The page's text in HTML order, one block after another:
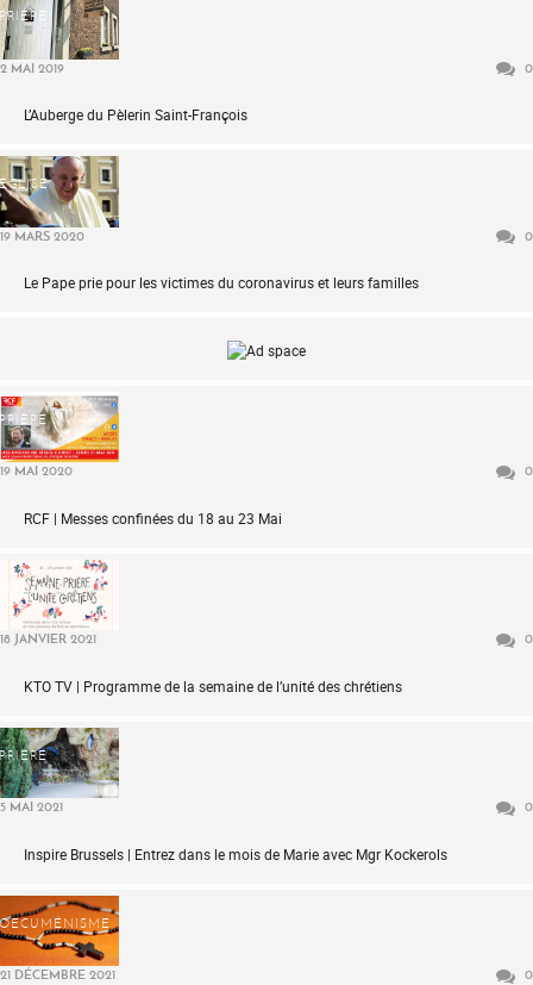
PRIÈRE
2 MAI 2019 0
L’Auberge du Pèlerin Saint-François
ÉGLISE
19 MARS 2020 0
Le Pape prie pour les victimes du coronavirus et leurs familles
PRIÈRE
19 MAI 2020 0
RCF | Messes confinées du 18 au 23 Mai
MÉDIAS
18 JANVIER 2021 0
KTO TV | Programme de la semaine de l’unité des chrétiens
PRIÈRE
5 MAI 2021 0
Inspire Brussels | Entrez dans le mois de Marie avec Mgr Kockerols
OECUMÉNISME
21 DÉCEMBRE 2021 0